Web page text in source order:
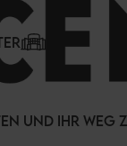
UND IHR WEG